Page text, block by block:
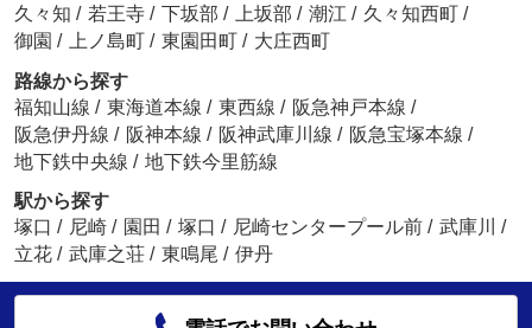
久々知 / 若王寺 / 下坂部 / 上坂部 / 潮江 / 久々知西町 /
御園 / 上ノ島町 / 東園田町 / 大庄西町
路線から探す
福知山線 / 東海道本線 / 東西線 / 阪急神戸本線 /
阪急伊丹線 / 阪神本線 / 阪神武庫川線 / 阪急宝塚本線 /
地下鉄中央線 / 地下鉄今里筋線
駅から探す
塚口 / 尼崎 / 園田 / 塚口 / 尼崎センタープール前 / 武庫川 /
立花 / 武庫之荘 / 東鳴尾 / 伊丹